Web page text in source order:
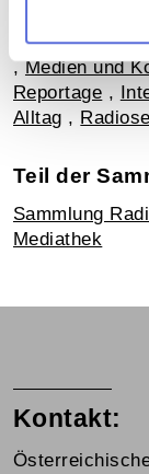
Gesellschaft,
,Medien und
Reportage ,
Alltag ,
Teil der
Sammlung
Mediathek
Kontakt: